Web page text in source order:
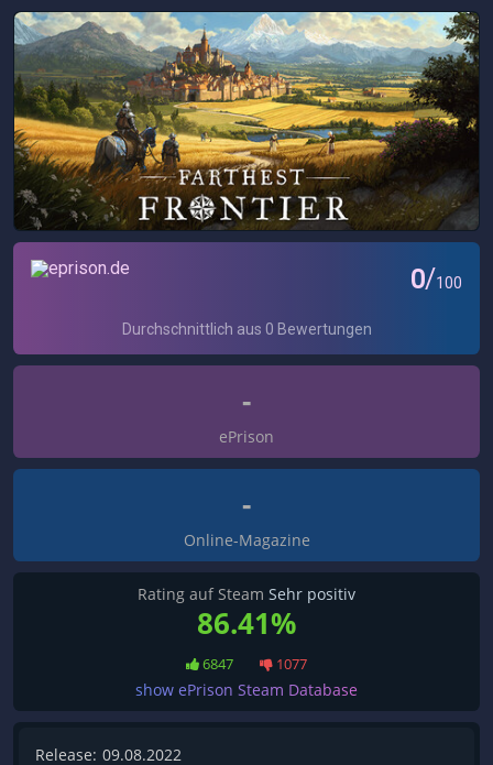
Grundstücks blockiert. Gelegentlich klappen die
Dinge, wenn die Priorisierung und die Menge der
Arbeiter erhöht wird, jedoch ist dies wohl eher eine
Glückssache. Es ist ein Early Access Titel, aber
solche elementaren Funktionen sollten
funktionieren. Refund beantragt.
-
ePrison
-
Online-Magazine
Rating auf Steam Sehr positiv
86.41%
6847 1077
show ePrison Steam Database
Release: 09.08.2022